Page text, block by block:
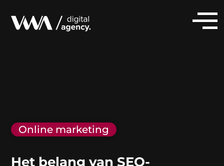
Online marketing
Het belang van SEO-